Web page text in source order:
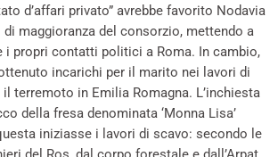
d’affari privato” avrebbe favorito Nodavia
maggioranza del consorzio, mettendo a
i propri contatti politici a Roma. In cambio,
incarichi per il marito nei lavori di
terremoto in Emilia Romagna. L’inchiesta
della fresa denominata ‘Monna Lisa’
iniziasse i lavori di scavo: secondo le